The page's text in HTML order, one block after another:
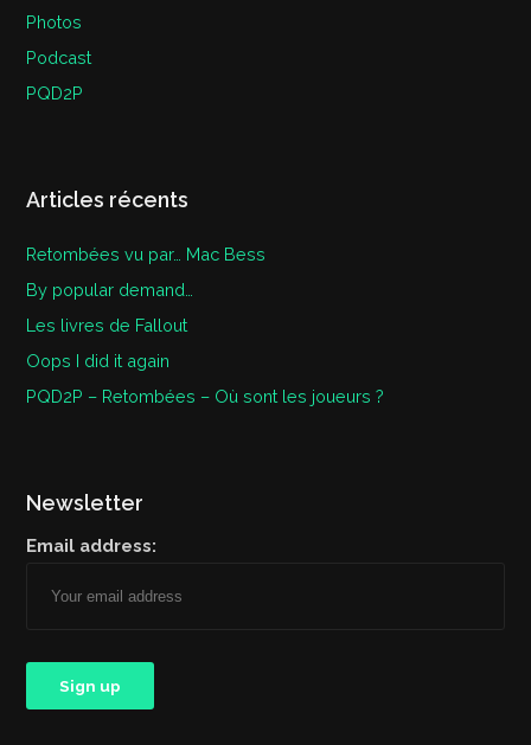
Photos
Podcast
PQD2P
Articles récents
Retombées vu par… Mac Bess
By popular demand…
Les livres de Fallout
Oops I did it again
PQD2P – Retombées – Où sont les joueurs ?
Newsletter
Email address: